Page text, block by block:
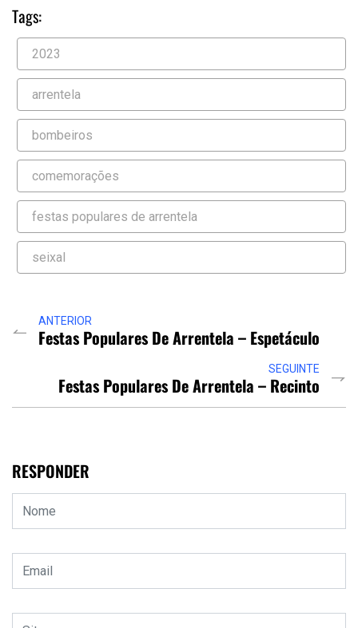
Tags:
2023
arrentela
bombeiros
comemorações
festas populares de arrentela
seixal
ANTERIOR
Festas Populares De Arrentela – Espetáculo
SEGUINTE
Festas Populares De Arrentela – Recinto
RESPONDER